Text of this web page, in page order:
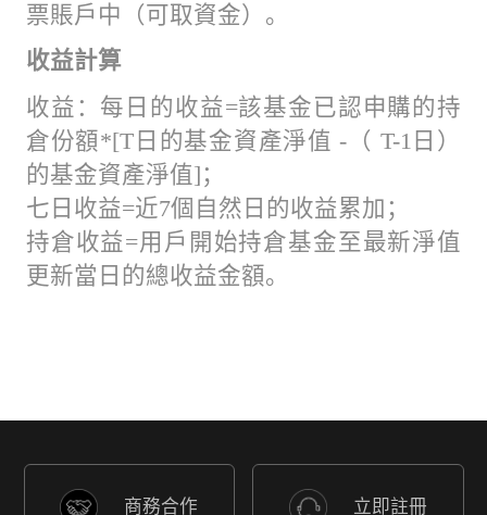
票賬戶中（可取資金）。
收益計算
收益：每日的收益=該基金已認申購的持
倉份額*[T日的基金資產淨值 -（ T-1日）
的基金資產淨值]；
七日收益=近7個自然日的收益累加；
持倉收益=用戶開始持倉基金至最新淨值
更新當日的總收益金額。
商務合作 立即註冊